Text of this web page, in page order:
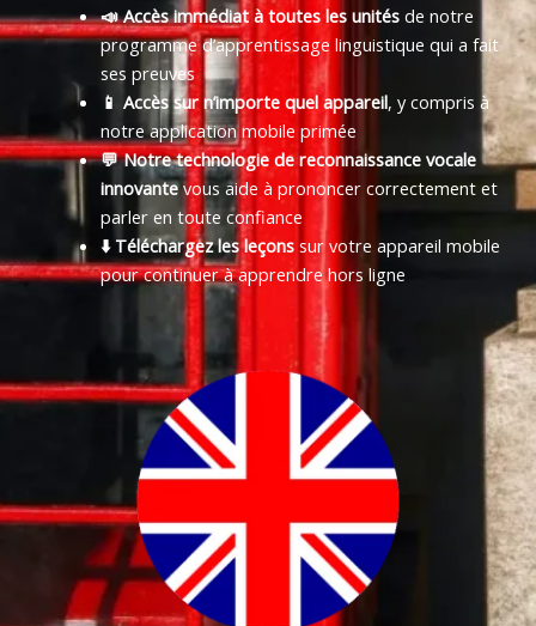
📣 Accès immédiat à toutes les unitésde notre
programme d’apprentissage linguistique qui a fait
ses preuves
📱 Accès sur n’importe quel appareil, y compris à
notre application mobile primée
💬 Notre technologie de reconnaissance vocale
innovantevous aide à prononcer correctement et
parler en toute confiance
⬇️ Téléchargez les leçonssur votre appareil mobile
pour continuer à apprendre hors ligne